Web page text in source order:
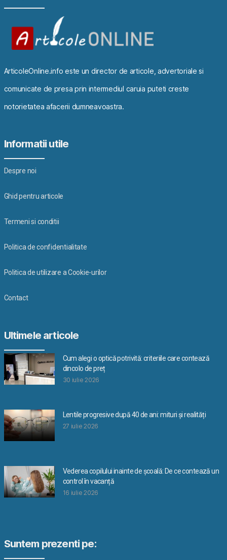
ArticoleOnline.info este un director de articole, advertoriale si
comunicate de presa prin intermediul caruia puteti creste
notorietatea afacerii dumneavoastra.
Informatii utile
Despre noi
Ghid pentru articole
Termeni si conditii
Politica de confidentialitate
Politica de utilizare a Cookie-urilor
Contact
Ultimele articole
Cum alegi o optică potrivită: criteriile care contează
dincolo de preț
30 iulie 2026
Lentile progresive după 40 de ani: mituri și realități
27 iulie 2026
Vederea copilului inainte de școală: De ce contează un
control în vacanță
16 iulie 2026
Suntem prezenti pe: